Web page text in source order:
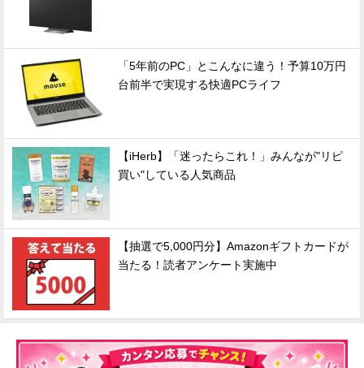
「5年前のPC」とこんなに違う！予算10万円
台前半で実現する快適PCライフ
【iHerb】「迷ったらこれ！」みんなが"リピ
買い"している人気商品
【抽選で5,000円分】Amazonギフトカードが
当たる！読者アンケート実施中